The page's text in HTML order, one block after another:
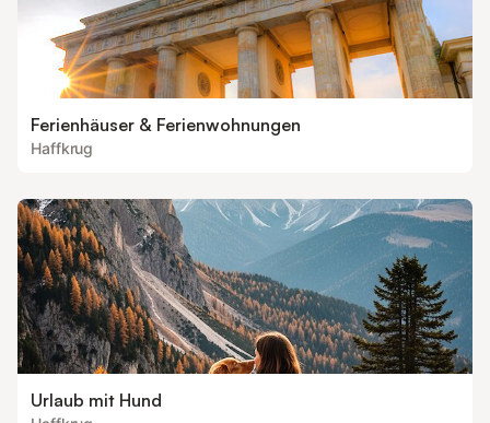
Ferienhäuser & Ferienwohnungen
Haffkrug
Urlaub mit Hund